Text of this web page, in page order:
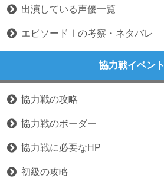
出演している声優一覧
エピソードⅠの考察・ネタバレ
協力戦イベント
協力戦の攻略
協力戦のボーダー
協力戦に必要なHP
初級の攻略